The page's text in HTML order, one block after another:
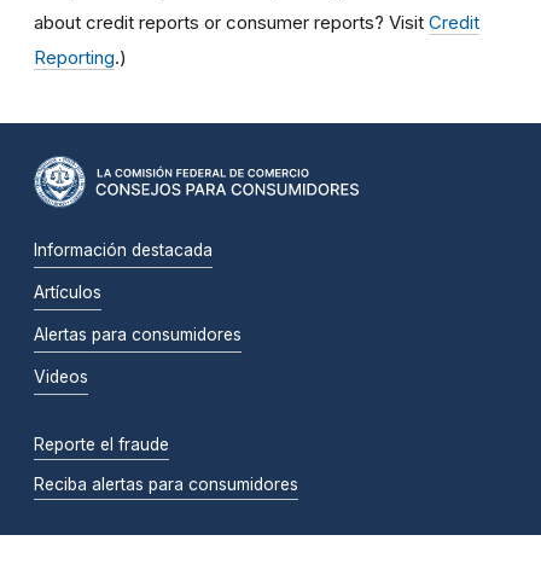
about credit reports or consumer reports? Visit Credit
Reporting.)
Información destacada
Artículos
Alertas para consumidores
Videos
Reporte el fraude
Reciba alertas para consumidores